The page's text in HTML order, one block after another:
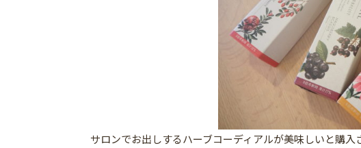
サロンでお出しするハーブコーディアルが美味しいと購入